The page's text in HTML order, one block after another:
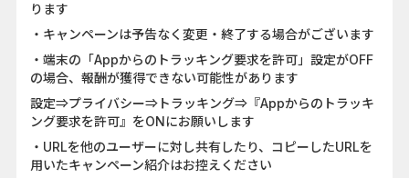
ります
・キャンペーンは予告なく変更・終了する場合がございます
・端末の「Appからのトラッキング要求を許可」設定がOFF
の場合、報酬が獲得できない可能性があります
設定⇒プライバシー⇒トラッキング⇒『Appからのトラッキ
ング要求を許可』をONにお願いします
・URLを他のユーザーに対し共有したり、コピーしたURLを
用いたキャンペーン紹介はお控えください